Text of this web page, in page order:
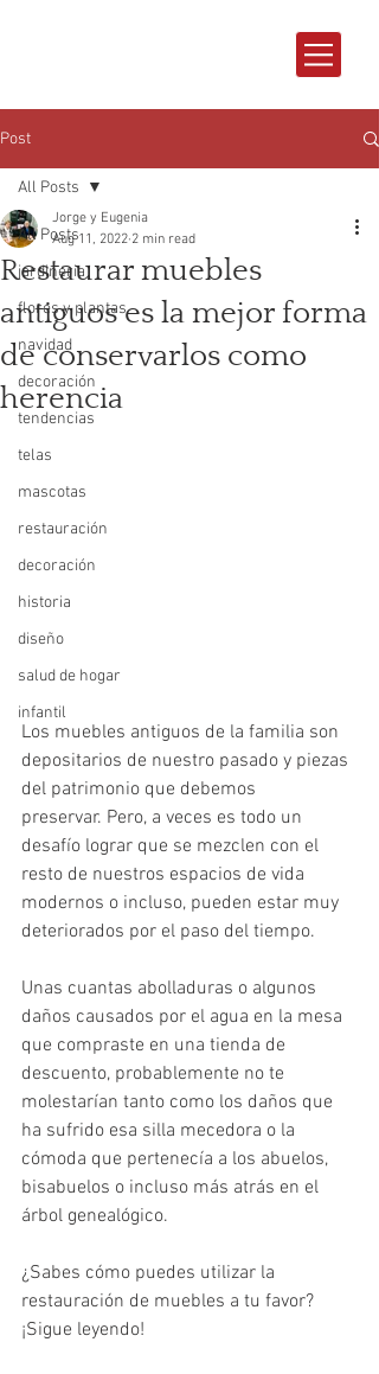
Post
All Posts
jardineria
flores y plantas
navidad
decoración
tendencias
telas
mascotas
restauración
decoración
historia
diseño
salud de hogar
infantil
All Posts
Restaurar muebles
antiguos es la mejor forma
de conservarlos como
herencia
Jorge y Eugenia
Aug 11, 2022 2 min read
Los muebles antiguos de la familia son
depositarios de nuestro pasado y piezas
del patrimonio que debemos
preservar. Pero, a veces es todo un
desafío lograr que se mezclen con el
resto de nuestros espacios de vida
modernos o incluso, pueden estar muy
deteriorados por el paso del tiempo.
Unas cuantas abolladuras o algunos
daños causados ​​por el agua en la mesa
que compraste en una tienda de
descuento, probablemente no te
molestarían tanto como los daños que
ha sufrido esa silla mecedora o la
cómoda que pertenecía a los abuelos,
bisabuelos o incluso más atrás en el
árbol genealógico.
¿Sabes cómo puedes utilizar la
restauración de muebles a tu favor?
¡Sigue leyendo!